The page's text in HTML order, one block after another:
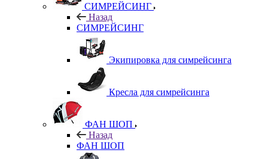
СИМРЕЙСИНГ
Назад
СИМРЕЙСИНГ
Экипировка для симрейсинга
Кресла для симрейсинга
ФАН ШОП
Назад
ФАН ШОП